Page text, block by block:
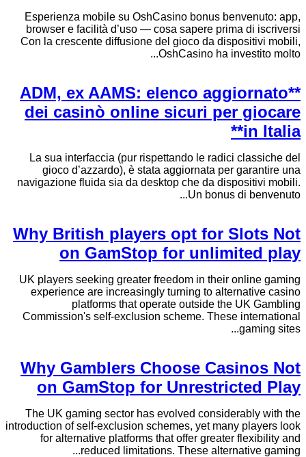
Esperienza mobile su OshCasino bonus benvenuto: app,
browser e facilità d’uso — cosa sapere prima di iscriversi
Con la crescente diffusione del gioco da dispositivi mobili,
OshCasino ha investito molto...
**ADM, ex AAMS: elenco aggiornato
dei casinò online sicuri per giocare
in Italia**
La sua interfaccia (pur rispettando le radici classiche del
gioco d’azzardo), è stata aggiornata per garantire una
navigazione fluida sia da desktop che da dispositivi mobili.
Un bonus di benvenuto...
Why British players opt for Slots Not
on GamStop for unlimited play
UK players seeking greater freedom in their online gaming
experience are increasingly turning to alternative casino
platforms that operate outside the UK Gambling
Commission's self-exclusion scheme. These international
gaming sites...
Why Gamblers Choose Casinos Not
on GamStop for Unrestricted Play
The UK gaming sector has evolved considerably with the
introduction of self-exclusion schemes, yet many players look
for alternative platforms that offer greater flexibility and
reduced limitations. These alternative gaming...